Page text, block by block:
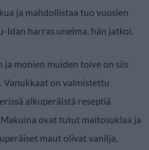
ja mahdollistaa tuo vuosien
Idan harras unelma, hän jatkoi.
ja monien muiden toive on siis
Vanukkaat on valmistettu
alkuperäistä reseptiä
ovat tutut maitosuklaa ja
maut olivat vanilja,